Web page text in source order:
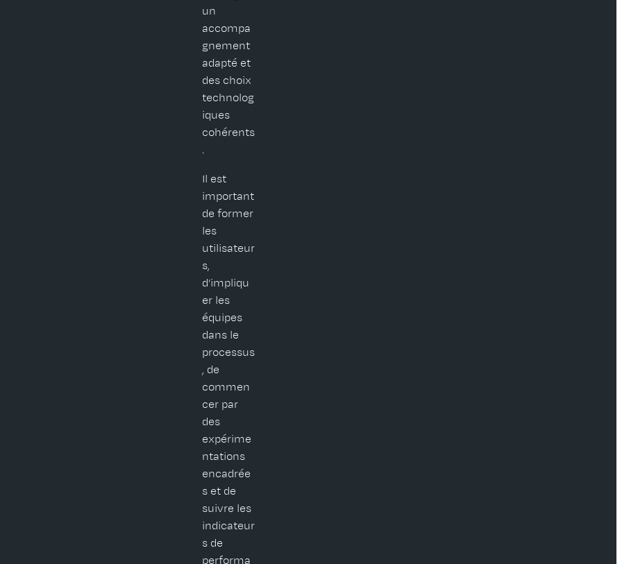
un
accompa
gnement
adapté et
des choix
technolog
iques
cohérents
Il est
important
de former
les
utilisateur
s,
d’impliqu
er les
équipes
dans le
processus
, de
commen
cer par
des
expérime
ntations
encadrée
s et de
suivre les
indicateur
s de
performa